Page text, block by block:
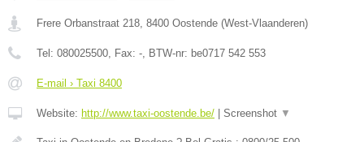
Frere Orbanstraat 218, 8400 Oostende (West-Vlaanderen)
Tel: 080025500, Fax: -, BTW-nr: be0717 542 553
E-mail › Taxi 8400
Website: http://www.taxi-oostende.be/ Screenshot ▼